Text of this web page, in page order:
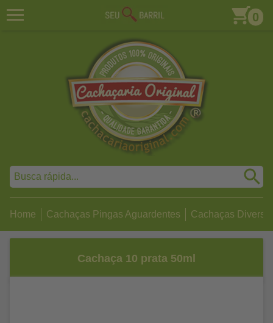
0
Home Cachaças Pingas Aguardentes Cachaças
Cachaça 10 prata 50ml